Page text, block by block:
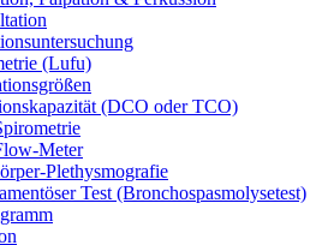
(Lufu)
(DCO oder TCO)
Meter
Plethysmografie
Test (Bronchospasmolysetest)